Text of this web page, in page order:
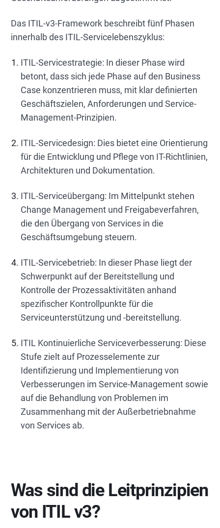
Das ITIL-v3-Framework beschreibt fünf Phasen
innerhalb des ITIL-Servicelebenszyklus:
ITIL-Servicestrategie: In dieser Phase wird
betont, dass sich jede Phase auf den Business
Case konzentrieren muss, mit klar definierten
Geschäftszielen, Anforderungen und Service-
Management-Prinzipien.
ITIL-Servicedesign: Dies bietet eine Orientierung
für die Entwicklung und Pflege von IT-Richtlinien,
Architekturen und Dokumentation.
ITIL-Serviceübergang: Im Mittelpunkt stehen
Change Management und Freigabeverfahren,
die den Übergang von Services in die
Geschäftsumgebung steuern.
ITIL-Servicebetrieb: In dieser Phase liegt der
Schwerpunkt auf der Bereitstellung und
Kontrolle der Prozessaktivitäten anhand
spezifischer Kontrollpunkte für die
Serviceunterstützung und -bereitstellung.
ITIL Kontinuierliche Serviceverbesserung: Diese
Stufe zielt auf Prozesselemente zur
Identifizierung und Implementierung von
Verbesserungen im Service-Management sowie
auf die Behandlung von Problemen im
Zusammenhang mit der Außerbetriebnahme
von Services ab.
Was sind die Leitprinzipien
von ITIL v3?